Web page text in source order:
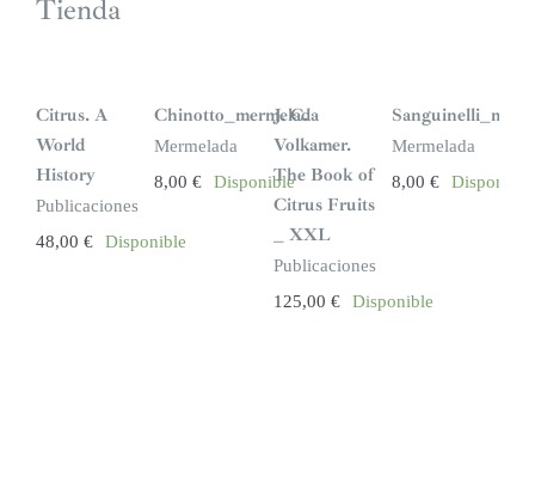
Tienda
Citrus. A
World
History
Publicaciones
48,00 € Disponible
Chinotto_mermelada
Mermelada
8,00€ Disponible
J. C.
Volkamer.
The Book of
Citrus Fruits
_ XXL
Publicaciones
125,00 € Disponible
Mermelada
8,00€ Disponible